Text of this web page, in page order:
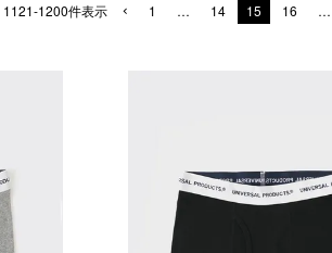
1121-1200件表示 1 … 14 15 16 …